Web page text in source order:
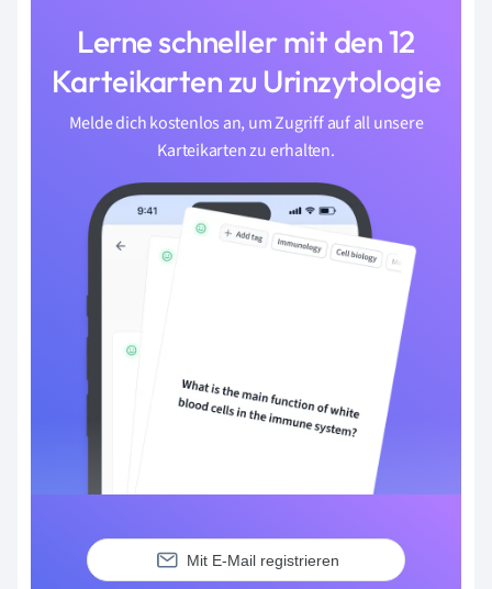
Lerne schneller mit den 12
Karteikarten zu Urinzytologie
Melde dich kostenlos an, um Zugriff auf all unsere
Karteikarten zu erhalten.
Mit E-Mail registrieren